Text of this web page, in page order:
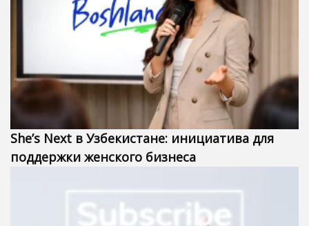
She’s Next в Узбекистане: инициатива для
поддержки женского бизнеса